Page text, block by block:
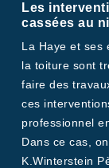
Les
cassées au
La Haye et ses
la toiture sont
faire des
ces
professionnel
Dans ce cas,
K.Winterstein